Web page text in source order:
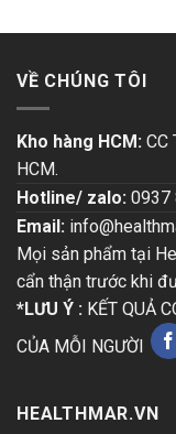
VỀ CHÚNG TÔI
Kho hàng HCM: CC
HCM.
Hotline/ zalo: 0937
Email:
Mọi sản phẩm tại
cẩn thận trước khi
*LƯU Ý : KẾT QUẢ
CỦA MỖI NGƯỜI
HEALTHMAR.VN